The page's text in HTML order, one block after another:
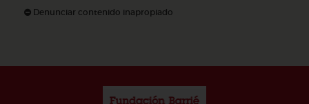
Denunciar contenido inapropiado